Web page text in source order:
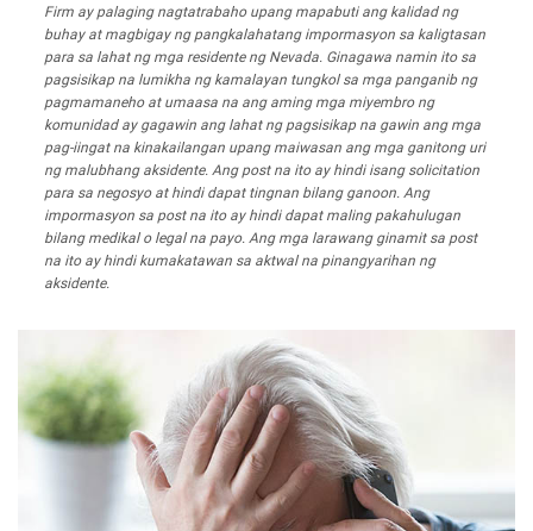
Firm ay palaging nagtatrabaho upang mapabuti ang kalidad ng
buhay at magbigay ng pangkalahatang impormasyon sa kaligtasan
para sa lahat ng mga residente ng Nevada. Ginagawa namin ito sa
pagsisikap na lumikha ng kamalayan tungkol sa mga panganib ng
pagmamaneho at umaasa na ang aming mga miyembro ng
komunidad ay gagawin ang lahat ng pagsisikap na gawin ang mga
pag-iingat na kinakailangan upang maiwasan ang mga ganitong uri
ng malubhang aksidente. Ang post na ito ay hindi isang solicitation
para sa negosyo at hindi dapat tingnan bilang ganoon. Ang
impormasyon sa post na ito ay hindi dapat maling pakahulugan
bilang medikal o legal na payo. Ang mga larawang ginamit sa post
na ito ay hindi kumakatawan sa aktwal na pinangyarihan ng
aksidente.